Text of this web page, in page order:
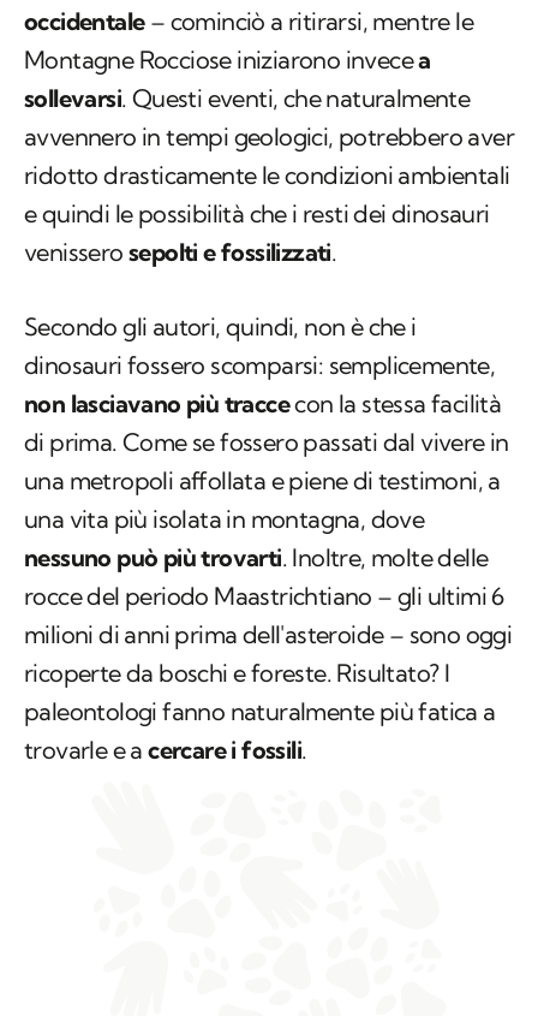
occidentale– cominciò a ritirarsi, mentre le
Montagne Rocciose iniziarono invecea
sollevarsi. Questi eventi, che naturalmente
avvennero in tempi geologici, potrebbero aver
ridotto drasticamente le condizioni ambientali
e quindi le possibilità che i resti dei dinosauri
venisserosepolti e fossilizzati.
Secondo gli autori, quindi, non è che i
dinosauri fossero scomparsi: semplicemente,
non lasciavano più traccecon la stessa facilità
di prima. Come se fossero passati dal vivere in
una metropoli affollata e piene di testimoni, a
una vita più isolata in montagna, dove
nessuno può più trovarti. Inoltre, molte delle
rocce del periodo Maastrichtiano – gli ultimi 6
milioni di anni prima dell'asteroide – sono oggi
ricoperte da boschi e foreste. Risultato? I
paleontologi fanno naturalmente più fatica a
trovarle e acercare i fossili.